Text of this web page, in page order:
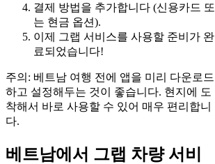
결제 방법을 추가합니다 (신용카드 또
는 현금 옵션).
이제 그랩 서비스를 사용할 준비가 완
료되었습니다!
주의: 베트남 여행 전에 앱을 미리 다운로드
하고 설정해두는 것이 좋습니다. 현지에 도
착해서 바로 사용할 수 있어 매우 편리합니
다.
베트남에서 그랩 차량 서비